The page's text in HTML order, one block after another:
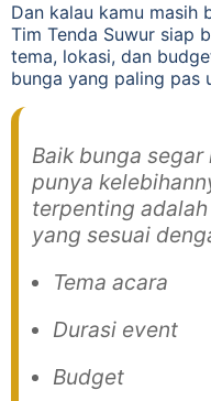
Dan kalau kamu masih
Tim Tenda Suwur siap
tema, lokasi, dan
bunga yang paling pas
Baik bunga
punya
terpenting
yang sesuai
Tema acara
Durasi event
Budget